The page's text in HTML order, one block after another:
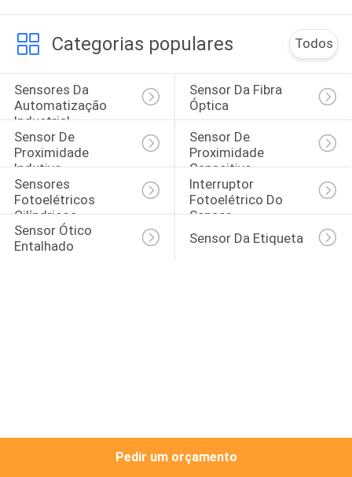
EXCURSÃO
DA
FÁBRICA
CONTROLE
DA
QUALIDADE
CONTACTE-
Categorias populares Todos
Sensores Da
Automatização
Industrial
Sensor Da Fibra
Óptica
Sensor De
Proximidade
Indutivo
Sensor De
Proximidade
Capacitivo
Sensores
Fotoelétricos
Cilíndricos
Interruptor
Fotoelétrico Do
Sensor
Sensor Ótico
Entalhado
Sensor Da Etiqueta
Pedir um orçamento